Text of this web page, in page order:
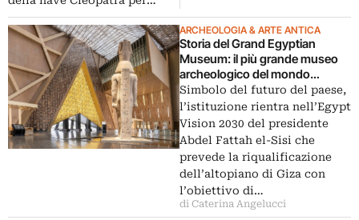
ARCHEOLOGIA & ARTE ANTICA
Storia del Grand Egyptian
Museum: il più grande museo
archeologico del mondo
inaugurato solo in parte
Simbolo del futuro del paese,
l’istituzione rientra nell’Egypt
Vision 2030 del presidente
Abdel Fattah el-Sisi che
prevede la riqualificazione
dell’altopiano di Giza con
l’obiettivo di…
di Caterina Angelucci